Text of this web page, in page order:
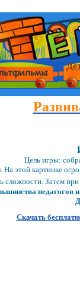
Цель игры:
На этой картинке
сложности. Затем
педагогов
Скачать